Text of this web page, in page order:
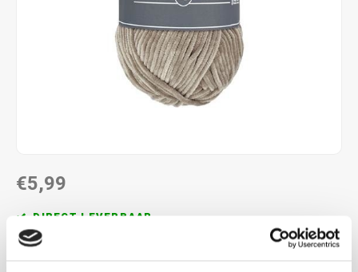
€5,99
DIRECT LEVERBAAR
Chenille garen om te haken en breien Naalddikte: 3-5 mm